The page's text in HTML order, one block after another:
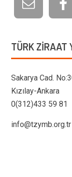
TÜRK ZIRAAT
Sakarya Cad.
Kızılay-Ankara
0(312)433 59 81
info@tzymb.org.tr